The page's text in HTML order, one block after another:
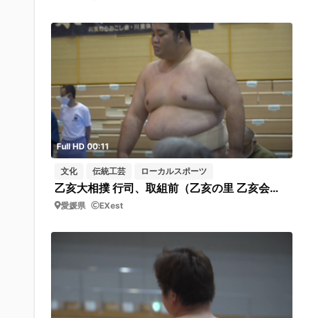
Full HD 00:11
文化 伝統工芸 ローカルスポーツ
乙亥大相撲 行司、取組前（乙亥の里 乙亥会館）短02
愛媛県 EXest